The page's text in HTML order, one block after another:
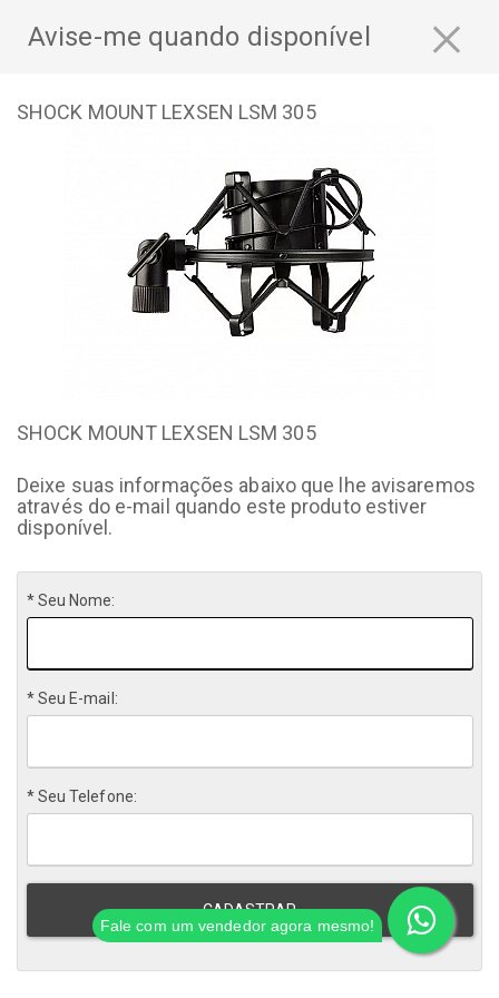
Avise-me quando disponível ×
SHOCK MOUNT LEXSEN LSM 305
SHOCK MOUNT LEXSEN LSM 305
Deixe suas informações abaixo que lhe avisaremos
através do e-mail quando este produto estiver
disponível.
* Seu Nome:
* Seu E-mail:
* Seu Telefone:
CADASTRAR
Fale com um vendedor agora mesmo!